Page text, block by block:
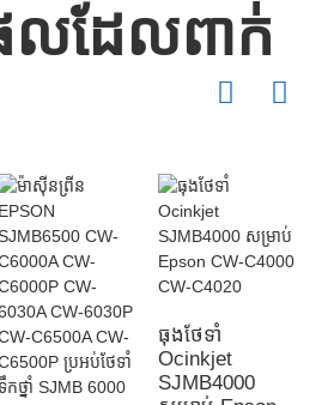
ដែលពាក់
ធុងថែទាំ
Ocinkjet
SJMB4000